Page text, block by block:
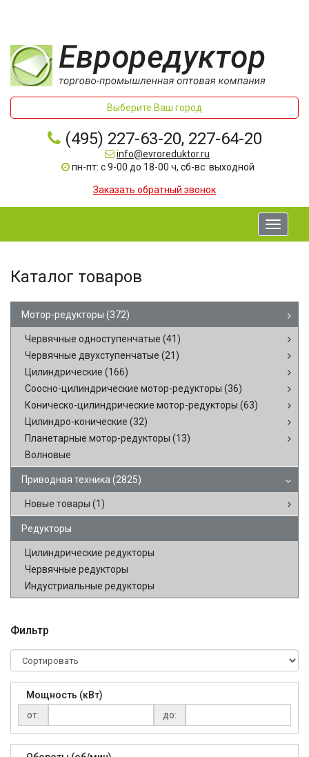
Выберите Ваш город
(495) 227-63-20, 227-64-20
info@evroreduktor.ru
пн-пт: с 9-00 до 18-00 ч, сб-вс: выходной
Заказать обратный звонок
Toggle
Каталог товаров
Мотор-редукторы (372)
Червячные одноступенчатые (41)
Червячные двухступенчатые (21)
Цилиндрические (166)
Соосно-цилиндрические мотор-редукторы (36)
Коническо-цилиндрические мотор-редукторы (63)
Цилиндро-конические (32)
Планетарные мотор-редукторы (13)
Волновые
Приводная техника (2825)
Новые товары (1)
Редукторы
Цилиндрические редукторы
Червячные редукторы
Индустриальные редукторы
Фильтр
Мощность (кВт)
от:
до: